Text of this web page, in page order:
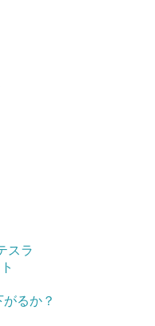
スラ
るか？